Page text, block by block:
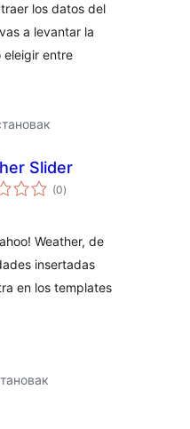
los datos del
a levantar la
entre
Slider
(0total
ratings
)
Weather, de
insertadas
en los templates